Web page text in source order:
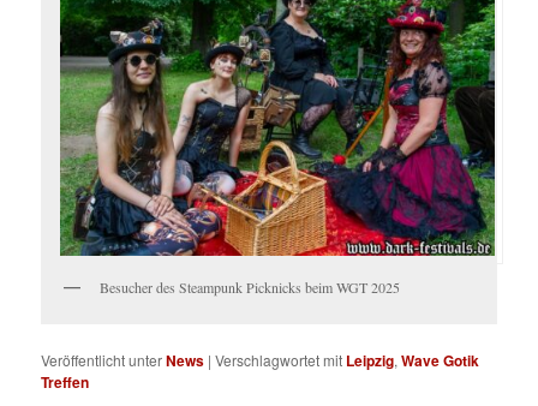
Besucher des Steampunk Picknicks beim WGT 2025
Veröffentlicht unterNews |Verschlagwortet mit Leipzig,Wave Gotik
Treffen